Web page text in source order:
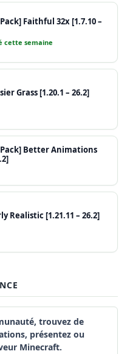
Faithful 32x [1.7.10 –
cette semaine
Grass [1.20.1 – 26.2]
Better Animations
Realistic [1.21.11 – 26.2]
trouvez de
présentez ou
Minecraft.